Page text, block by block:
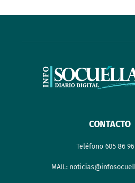
CONTACTO
Teléfono 605 86 96
MAIL: